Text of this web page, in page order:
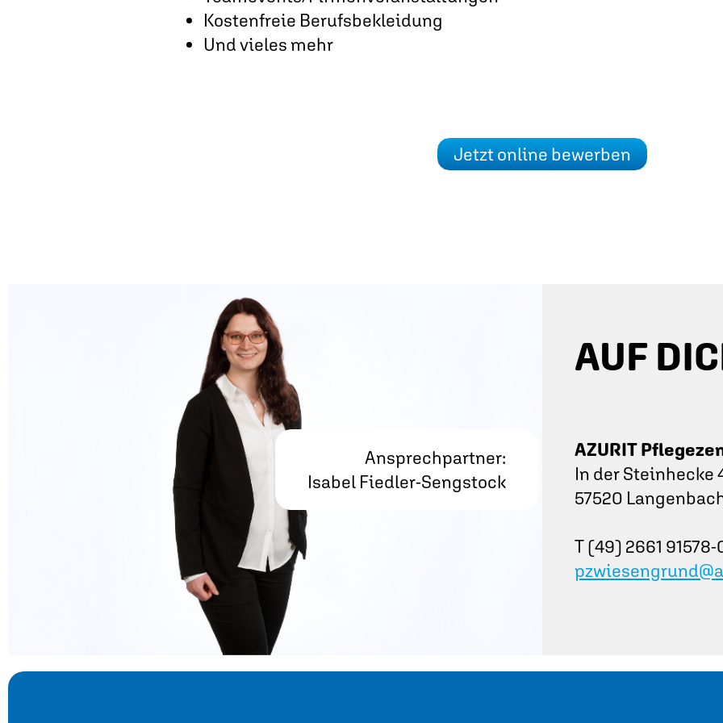
Kostenfreie Berufsbekleidung
Und vieles mehr
Jetzt online bewerben
Ansprechpartner:
Isabel Fiedler-Sengstock
AUF
AZURIT
In der Steinhecke
57520
T (49) 2661 91578-